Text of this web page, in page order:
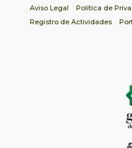
Aviso Legal Política de
Registro de Actividades